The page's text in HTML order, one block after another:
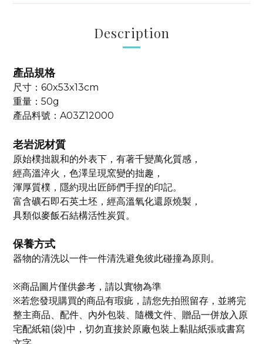
Description
產品規格
尺寸： 60x53x13cm
重量： 50g
產品料號： A03Z12000
老岩泥材質
原始樸拙親和的外表下，有著千變萬化質感，
經高溫淬火，色澤呈現窯變的拙趣，
渾厚質樸，隱約現出匠師們手捏的印記。
富含礦石即石英土坯，經高溫氧化還原燒製，
具類似麥飯石結構活性炭質。
保養方式
器物的清洗以一件一件清洗避免彼此碰撞為原則。
※商品圖片僅供參考，請以實物為準
※若您發現購買的商品有瑕疵，請您先拍照留存，並將完
整主商品、配件、內外包裝、隨機文件、贈品一併放入原
宅配紙箱(袋)中，切勿直接於原廠包裝上黏貼紙張或書寫